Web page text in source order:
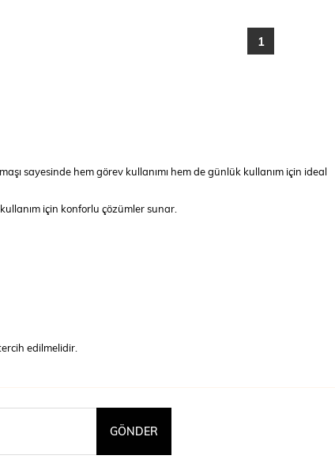
1
sayesinde hem görev kullanımı hem de günlük kullanım için ideal
için konforlu çözümler sunar.
edilmelidir.
GÖNDER